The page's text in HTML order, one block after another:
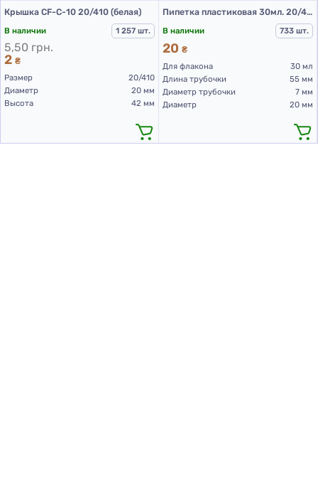
Крышка CF-C-10 20/410 (белая)
В наличии
1 257 шт.
5,50 грн.
2 ₴
Размер
20/410
Диаметр
20 мм
Высота
42 мм
Пипетка пластиковая 30мл. 20/410 черная
В наличии
733 шт.
20 ₴
Для флакона
30 мл
Длина трубочки
55 мм
Диаметр трубочки
7 мм
Диаметр
20 мм